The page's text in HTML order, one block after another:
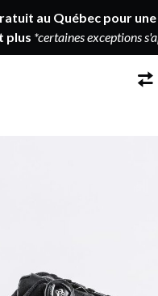
au Québec pour
plus *certaines exceptions